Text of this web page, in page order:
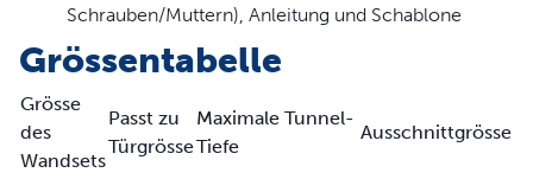
Verlängerungstunnel (nicht in diesem Kit enthalten).
Produktinformation
Lackierbarer Rahmen
Funktioniert mit der SmartDoor™ elektronischer
Haustiertür (PPA19-15792)
Schrauben/Muttern), Anleitung und Schablone
Grössentabelle
Grösse
des
Wandsets
Passt zu
Türgrösse
Maximale Tunnel-
Tiefe
Ausschnittgrösse